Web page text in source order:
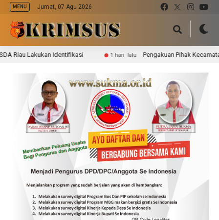
MENU Jumat, 07 Agu 2026
Lakukan Identifikasi 1 hari lalu Pengakuan Pihak Kecamatan